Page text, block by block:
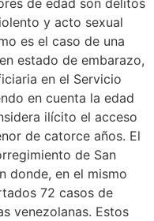
de edad son delitos
y acto sexual
es el caso de una
estado de embarazo,
en el Servicio
en cuenta la edad
ilícito el acceso
de catorce años. El
de San
donde, en el mismo
72 casos de
venezolanas. Estos